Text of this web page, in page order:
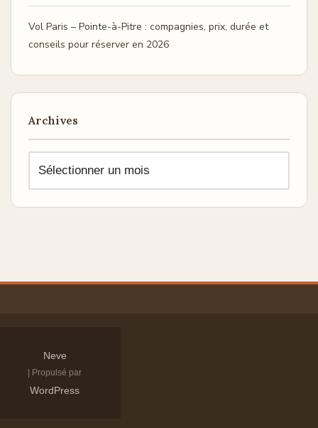
Vol Paris – Pointe-à-Pitre : compagnies, prix, durée et
conseils pour réserver en 2026
Archives
Neve
| Propulsé par
WordPress